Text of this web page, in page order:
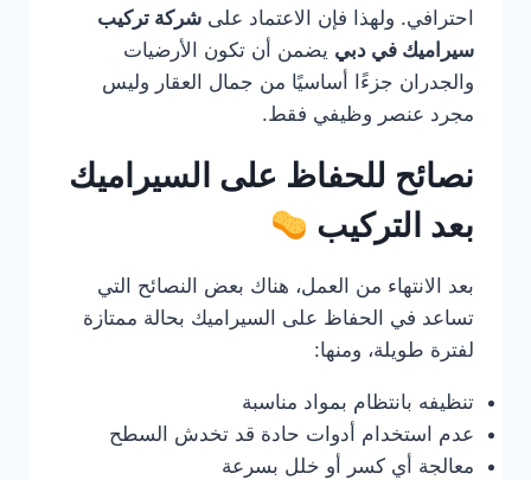
احترافي. ولهذا فإن الاعتماد على شركة تركيب
سيراميك في دبي يضمن أن تكون الأرضيات
والجدران جزءًا أساسيًا من جمال العقار وليس
مجرد عنصر وظيفي فقط.
نصائح للحفاظ على السيراميك
بعد التركيب
بعد الانتهاء من العمل، هناك بعض النصائح التي
تساعد في الحفاظ على السيراميك بحالة ممتازة
لفترة طويلة، ومنها:
تنظيفه بانتظام بمواد مناسبة
عدم استخدام أدوات حادة قد تخدش السطح
معالجة أي كسر أو خلل بسرعة